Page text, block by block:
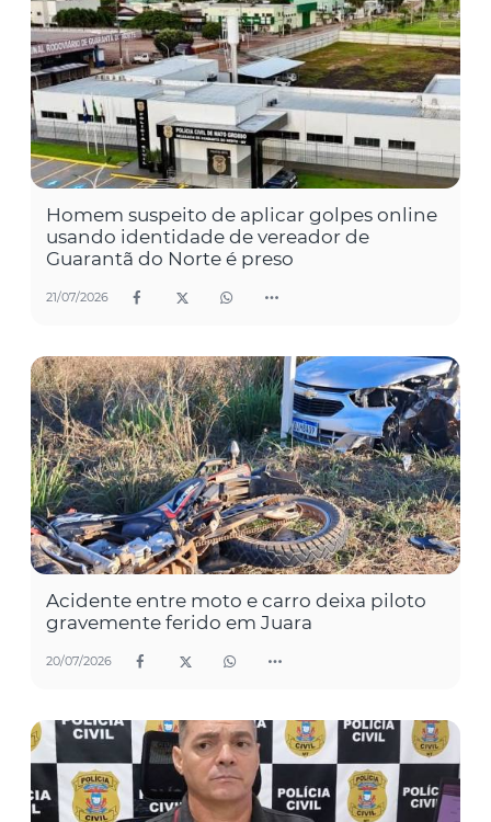
Homem suspeito de aplicar golpes online
usando identidade de vereador de
Guarantã do Norte é preso
21/07/2026
Acidente entre moto e carro deixa piloto
gravemente ferido em Juara
20/07/2026